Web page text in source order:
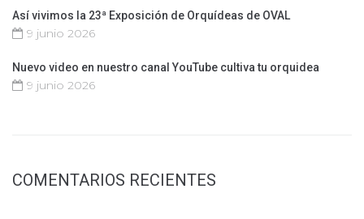
Así vivimos la 23ª Exposición de Orquídeas de OVAL
9 junio 2026
Nuevo video en nuestro canal YouTube cultiva tu orquidea
9 junio 2026
COMENTARIOS RECIENTES